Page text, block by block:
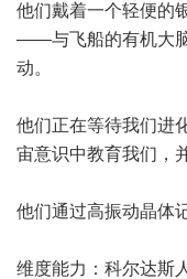
他们戴着一个轻便的
——与飞船的有机大
动。
他们正在等待我们进
宙意识中教育我们，
他们通过高振动晶体
维度能力：科尔达斯